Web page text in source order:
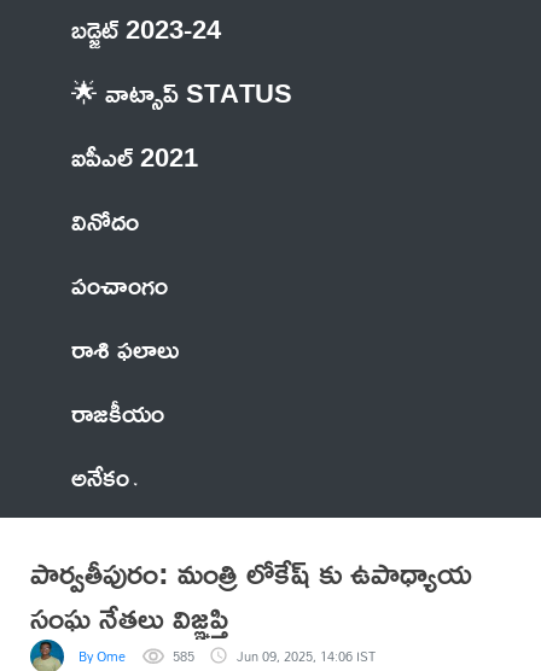
బడ్జెట్ 2023-24
🌟 వాట్సాప్ STATUS
ఐపీఎల్ 2021
వినోదం
పంచాంగం
రాశి ఫలాలు
రాజకీయం
అనేకం
పార్వతీపురం: మంత్రి లోకేష్ కు ఉపాధ్యాయ
సంఘ నేతలు విజ్ఞప్తి
By Ome 585 Jun 09, 2025, 14:06 IST